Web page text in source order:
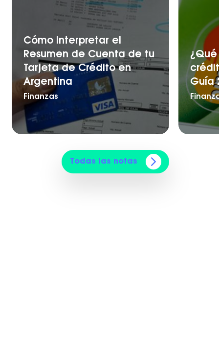
Cómo Interpretar el
Resumen de Cuenta de tu
Tarjeta de Crédito en
Argentina
Finanzas
Guía
Todas las notas